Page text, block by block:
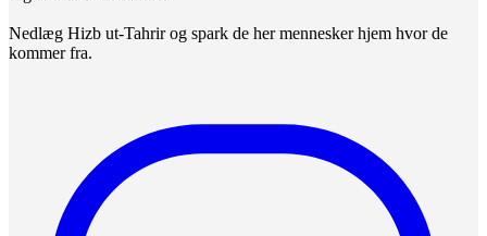
Nedlæg Hizb ut-Tahrir og spark de her mennesker hjem hvor de
kommer fra.